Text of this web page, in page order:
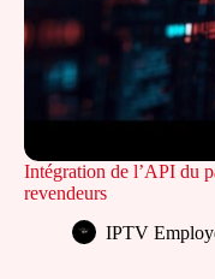
Intégration de l’API du
revendeurs
IPTV